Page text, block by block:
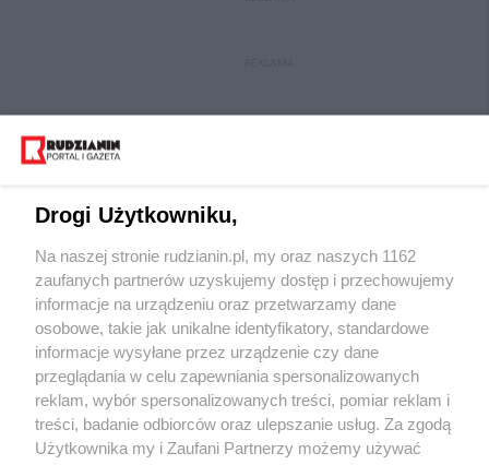
Wydawca mediów lokalnych
Nie zapomnij
zapoznać się z:
polityką prywatności regulamin korzystania z portali
Twojemiasto Skontakuj sięz nami
Drogi Użytkowniku,
Na naszej stronie rudzianin.pl, my oraz naszych 1162
zaufanych partnerów uzyskujemy dostęp i przechowujemy
informacje na urządzeniu oraz przetwarzamy dane
osobowe, takie jak unikalne identyfikatory, standardowe
informacje wysyłane przez urządzenie czy dane
przeglądania w celu zapewniania spersonalizowanych
reklam, wybór spersonalizowanych treści, pomiar reklam i
treści, badanie odbiorców oraz ulepszanie usług. Za zgodą
Użytkownika my i Zaufani Partnerzy możemy używać